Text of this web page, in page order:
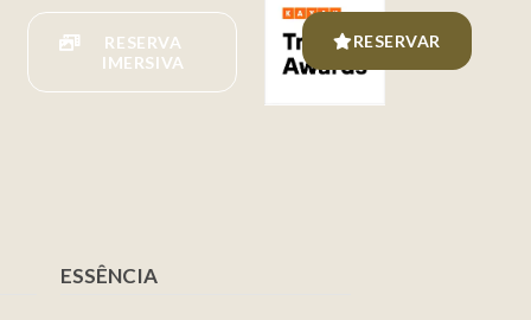
RESERVAR
RESERVA
IMERSIVA
ESSÊNCIA